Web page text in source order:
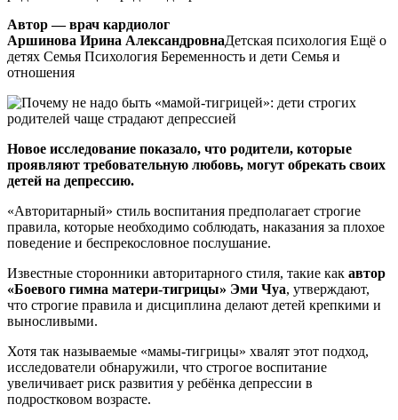
Автор — врач кардиолог
Аршинова Ирина АлександровнаДетская психология Ещё о
детях Семья Психология Беременность и дети Семья и
отношения
Новое исследование показало, что родители, которые
проявляют требовательную любовь, могут обрекать своих
детей на депрессию.
«Авторитарный» стиль воспитания предполагает строгие
правила, которые необходимо соблюдать, наказания за плохое
поведение и беспрекословное послушание.
Известные сторонники авторитарного стиля, такие как автор
«Боевого гимна матери-тигрицы» Эми Чуа, утверждают,
что строгие правила и дисциплина делают детей крепкими и
выносливыми.
Хотя так называемые «мамы-тигрицы» хвалят этот подход,
исследователи обнаружили, что строгое воспитание
увеличивает риск развития у ребёнка депрессии в
подростковом возрасте.